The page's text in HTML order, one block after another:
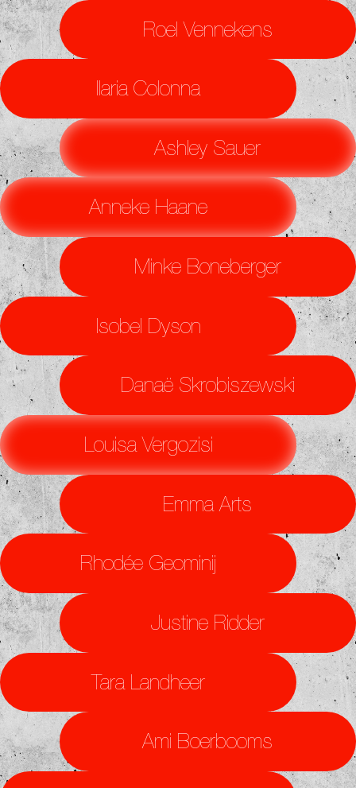
Roel Vennekens
Ilaria Colonna
Ashley Sauer
Anneke Haane
Minke Boneberger
Isobel Dyson
Danaë Skrobiszewski
Louisa Vergozisi
Emma Arts
Rhodée Geominij
Justine Ridder
Tara Landheer
Ami Boerbooms